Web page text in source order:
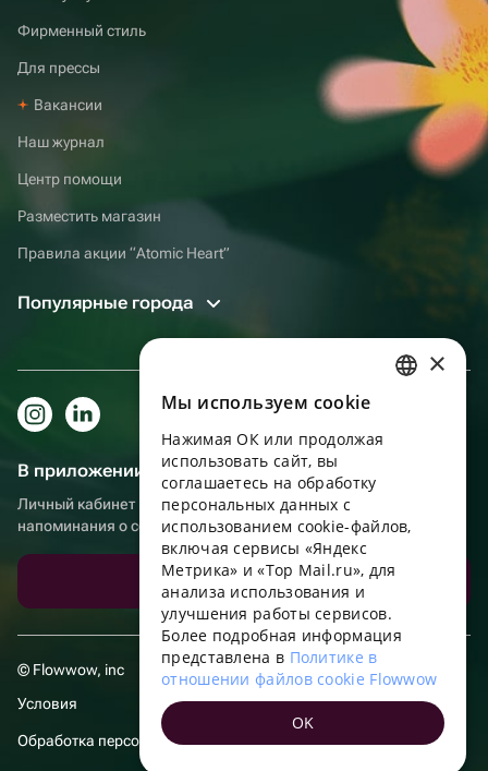
Фирменный стиль
Для прессы
Вакансии
Наш журнал
Центр помощи
Разместить магазин
Правила акции “Atomic Heart”
Популярные города
В приложении еще удобнее!
Личный кабинет получателя, больше бонусов за покупки и
напоминания о событиях
Скачать приложение
© Flowwow, inc
Условия
Обработка персональных данных
ENGLISH
UKRAINIAN
PORTUGUESE
FRENCH
TURKISH
×
Мы используем сookie
Нажимая ОК или продолжая
использовать сайт, вы
соглашаетесь на обработку
персональных данных с
использованием cookie-файлов,
включая сервисы «Яндекс
Метрика» и «Top Mail.ru», для
анализа использования и
улучшения работы сервисов.
Более подробная информация
представлена в Политике в
отношении файлов cookie Flowwow
OK